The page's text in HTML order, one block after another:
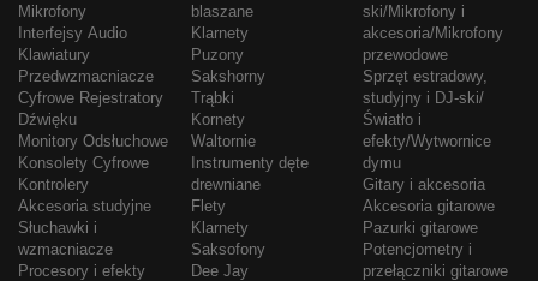
Mikrofony
Interfejsy Audio
Klawiatury
Przedwzmacniacze
Cyfrowe Rejestratory
Dźwięku
Monitory Odsłuchowe
Konsolety Cyfrowe
Kontrolery
Akcesoria studyjne
Słuchawki i
wzmacniacze
Procesory i efekty
blaszane
Klarnety
Puzony
Sakshorny
Trąbki
Kornety
Waltornie
Instrumenty dęte
drewniane
Flety
Klarnety
Saksofony
Dee Jay
ski/Mikrofony i
akcesoria/Mikrofony
przewodowe
Sprzęt estradowy,
studyjny i DJ-ski/
Światło i
efekty/Wytwornice
dymu
Gitary i akcesoria
Akcesoria gitarowe
Pazurki gitarowe
Potencjometry i
przełączniki gitarowe